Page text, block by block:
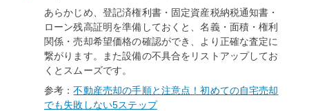
あらかじめ、登記済権利書・固定資産税納税通知書・
ローン残高証明を準備しておくと、名義・面積・権利
関係・売却希望価格の確認ができ、より正確な査定に
繋がります。また設備の不具合をリストアップしてお
くとスムーズです。
参考：不動産売却の手順と注意点！初めての自宅売却
でも失敗しない5ステップ